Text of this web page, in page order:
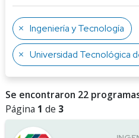
Ingeniería y Tecnología
Universidad Tecnológica
Se encontraron 22
Página 1 de 3